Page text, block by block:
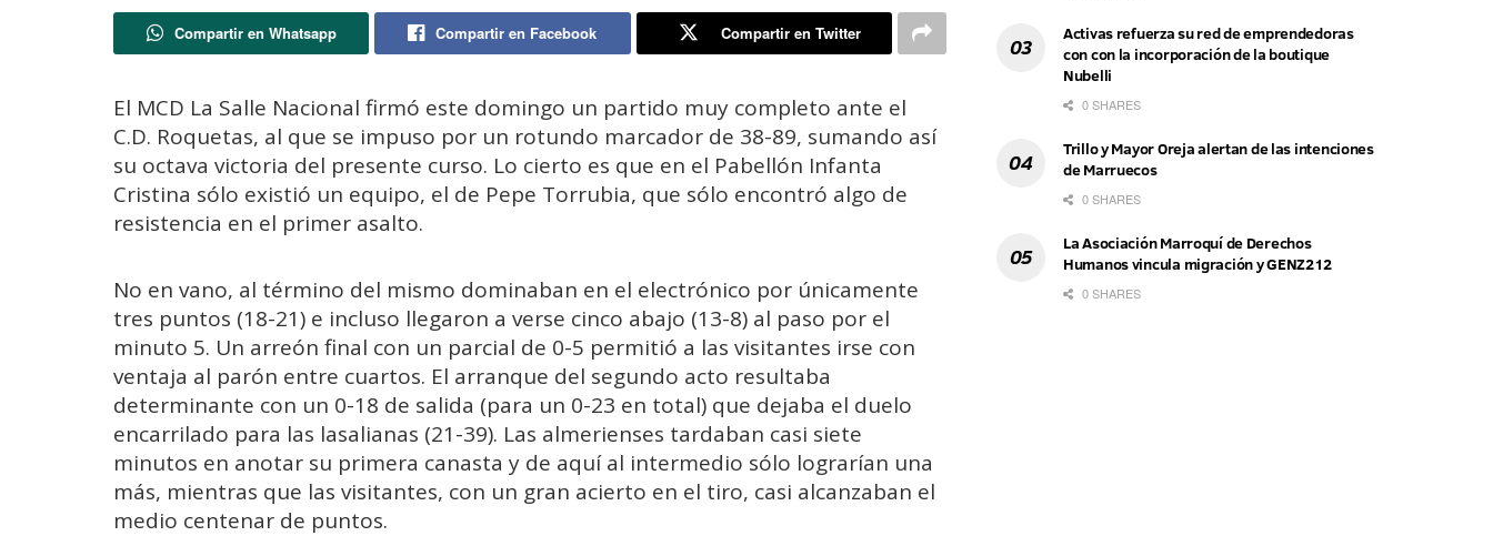
Compartir en Whatsapp Compartir en Facebook Compartir en Twitter
El MCD La Salle Nacional firmó este domingo un partido muy completo ante el
C.D. Roquetas, al que se impuso por un rotundo marcador de 38-89, sumando así
su octava victoria del presente curso. Lo cierto es que en el Pabellón Infanta
Cristina sólo existió un equipo, el de Pepe Torrubia, que sólo encontró algo de
resistencia en el primer asalto.
No en vano, al término del mismo dominaban en el electrónico por únicamente
tres puntos (18-21) e incluso llegaron a verse cinco abajo (13-8) al paso por el
minuto 5. Un arreón final con un parcial de 0-5 permitió a las visitantes irse con
ventaja al parón entre cuartos. El arranque del segundo acto resultaba
determinante con un 0-18 de salida (para un 0-23 en total) que dejaba el duelo
encarrilado para las lasalianas (21-39). Las almerienses tardaban casi siete
minutos en anotar su primera canasta y de aquí al intermedio sólo lograrían una
más, mientras que las visitantes, con un gran acierto en el tiro, casi alcanzaban el
medio centenar de puntos.
Activas refuerza su red de emprendedoras
con con la incorporación de la boutique
Nubelli
0 SHARES
Trillo y Mayor Oreja alertan de las intenciones
de Marruecos
0 SHARES
La Asociación Marroquí de Derechos
Humanos vincula migración y GENZ212
0 SHARES